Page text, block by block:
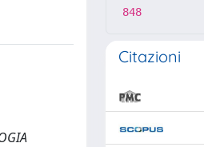
848
Citazioni